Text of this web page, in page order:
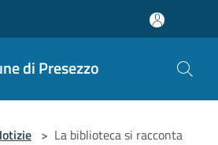
di Presezzo
> La biblioteca si racconta